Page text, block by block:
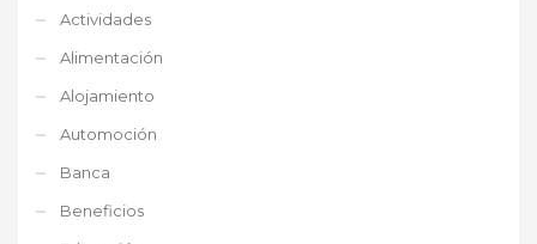
Actividades
Alimentación
Alojamiento
Automoción
Banca
Beneficios